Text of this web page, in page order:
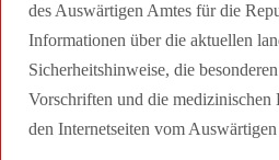
des Auswärtigen Amtes für die
Informationen über die aktuellen
Sicherheitshinweise, die
Vorschriften und die medizinischen
den Internetseiten vom